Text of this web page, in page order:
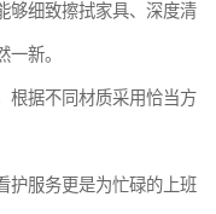
够细致擦拭家具、深度清
新。
根据不同材质采用恰当方
护服务更是为忙碌的上班